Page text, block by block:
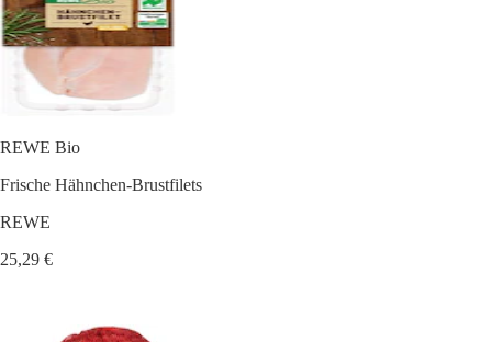
REWE Bio
Frische Hähnchen-Brustfilets
REWE
25,29 €